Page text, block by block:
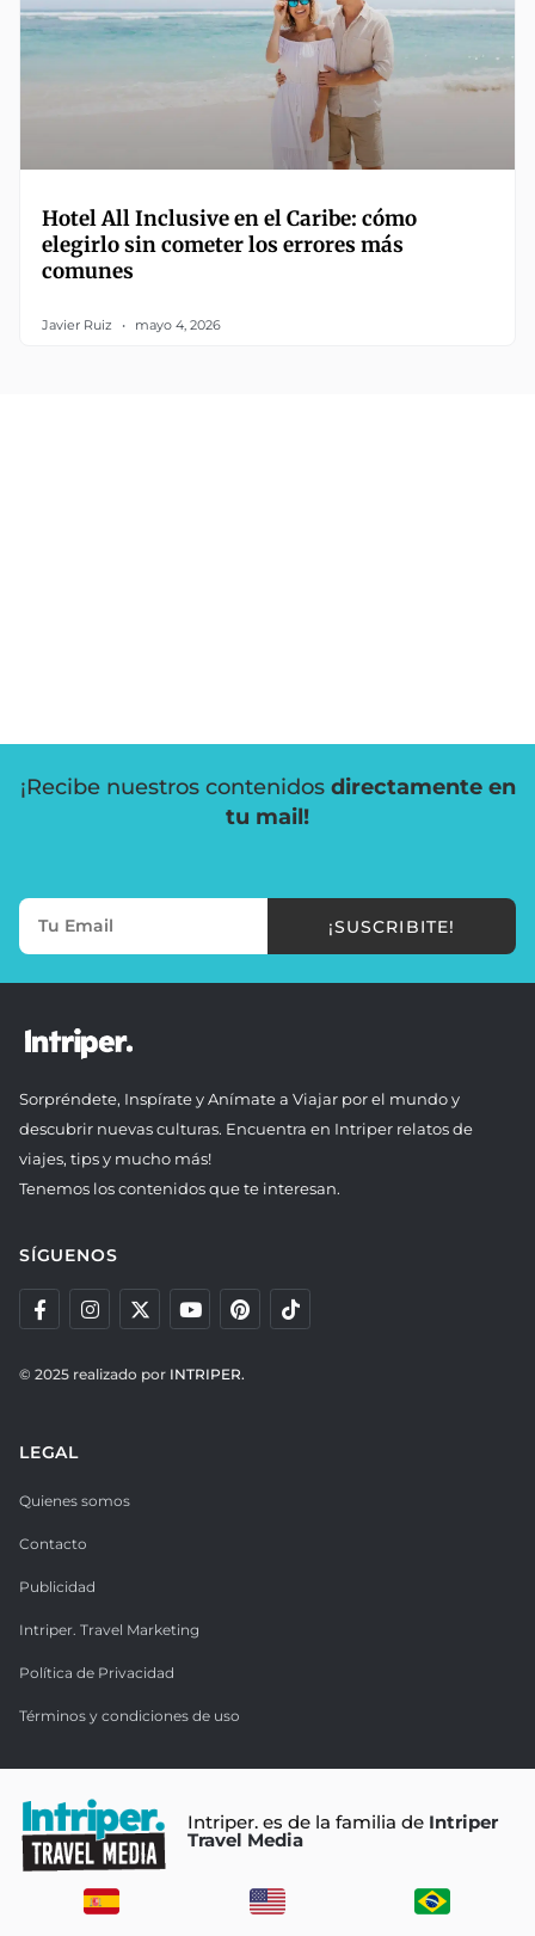
Hotel All Inclusive en el Caribe: cómo
elegirlo sin cometer los errores más
comunes
Javier Ruiz mayo 4, 2026
¡Recibe nuestros contenidos directamente en
tu mail!
¡SUSCRIBITE!
Sorpréndete, Inspírate y Anímate a Viajar por el mundo y
descubrir nuevas culturas. Encuentra en Intriper relatos de
viajes, tips y mucho más!
Tenemos los contenidos que te interesan.
SÍGUENOS
© 2025 realizado por INTRIPER.
LEGAL
Quienes somos
Contacto
Publicidad
Intriper. Travel Marketing
Política de Privacidad
Términos y condiciones de uso
Intriper. es de la familia de Intriper
Travel Media